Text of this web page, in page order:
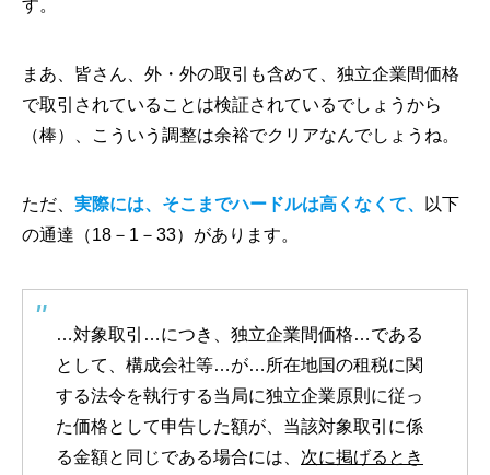
す。
まあ、皆さん、外・外の取引も含めて、独立企業間価格
で取引されていることは検証されているでしょうから
（棒）、こういう調整は余裕でクリアなんでしょうね。
ただ、 実際には、そこまでハードルは高くなくて、
以下
の通達（18－1－33）があります。
…対象取引…につき、独立企業間価格…である
として、構成会社等…が…所在地国の租税に関
する法令を執行する当局に独立企業原則に従っ
た価格として申告した額が、当該対象取引に係
る金額と同じである場合には、 次に掲げるとき